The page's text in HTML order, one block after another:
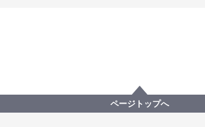
ページトップへ